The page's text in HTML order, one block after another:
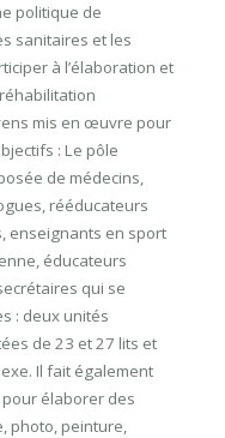
politique de
sanitaires et les
à l’élaboration et
mis en œuvre pour
: Le pôle
de médecins,
rééducateurs
enseignants en sport
éducateurs
qui se
: deux unités
de 23 et 27 lits et
Il fait également
élaborer des
photo, peinture,